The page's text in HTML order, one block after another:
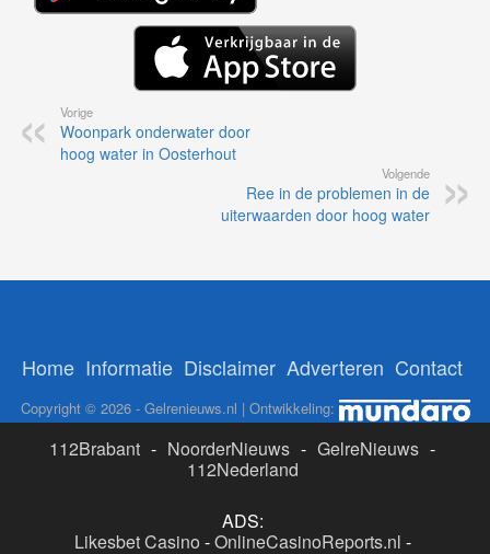
Vorige
Woonpark onderwater door
hoog water in Oosterhout
Volgende
Ree in de problemen in de
uiterwaarden door hoog water
Home Informatie Disclaimer Adverteren Contact
Copyright © 2026 - Gelrenieuws.nl | Ontwikkeling:
112Brabant - NoorderNieuws - GelreNieuws -
112Nederland
ADS:
Likesbet Casino -OnlineCasinoReports.nl -